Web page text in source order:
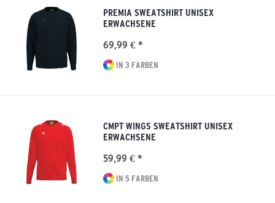
PREMIA SWEATSHIRT UNISEX
ERWACHSENE
69,99 € *
IN 3 FARBEN
CMPT WINGS SWEATSHIRT UNISEX
ERWACHSENE
59,99 € *
IN 5 FARBEN